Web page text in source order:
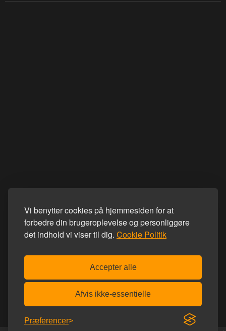
Vi benytter cookies på hjemmesiden for at
forbedre din brugeroplevelse og personliggøre
det indhold vi viser til dig. Cookie Politik
Accepter alle
Afvis ikke-essentielle
Præferencer